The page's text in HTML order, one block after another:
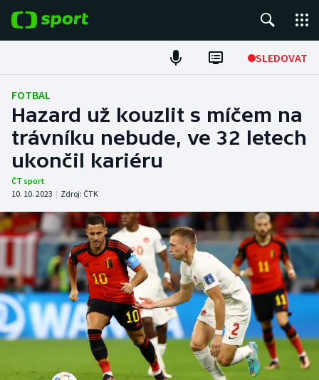
SLEDOVAT
Fotbal
Hokej
Tenis
Atletika
Cyklistika
DALŠÍ SPORTY
Americký fotbal
Baseball a softbal
NEPŘEHLÉDNĚTE
Soutěže
Historické návraty
FOTBAL
Hazard už kouzlit s míčem na
trávníku nebude, ve 32 letech
ukončil kariéru
ČT sport
10. 10. 2023 | Zdroj: ČTK